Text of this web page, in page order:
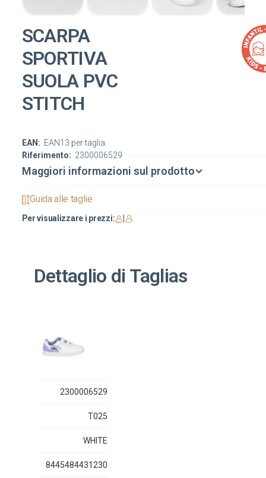
SCARPA
SPORTIVA
SUOLA PVC
STITCH
Riferimento: 2300006529
EAN: EAN13 per taglia
Maggiori informazioni sul prodotto
Guida alle taglie
Per visualizzare i prezzi:
Dettaglio di Taglias
2300006529
T025
WHITE
8445484431230